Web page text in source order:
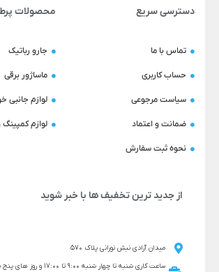
دسترسی سریع
تماس با ما
حساب کاربری
سیاست مرجوعی
ضمانت و اعتماد
نحوه ثبت سفارش
محصولات
جارو رباتیک
ماساژور برقی
لوازم جانبی
لوازم
از جدید ترین تخفیف ها با خبر شوید
میدان آزادی نبش نورانی پلاک 570